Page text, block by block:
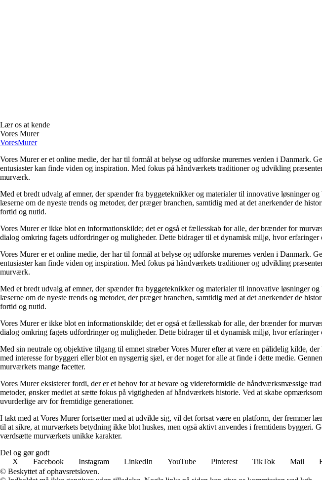
Lær os at kende
Vores Murer
VoresMurer
Vores Murer er et online medie, der har til formål at belyse og udforske murernes verden i Danmark.
entusiaster kan finde viden og inspiration. Med fokus på håndværkets traditioner og udvikling
murværk.
Med et bredt udvalg af emner, der spænder fra byggeteknikker og materialer til innovative løsninger
læserne om de nyeste trends og metoder, der præger branchen, samtidig med at det anerkender de
fortid og nutid.
Vores Murer er ikke blot en informationskilde; det er også et fællesskab for alle, der brænder for
dialog omkring fagets udfordringer og muligheder. Dette bidrager til et dynamisk miljø, hvor
Vores Murer er et online medie, der har til formål at belyse og udforske murernes verden i Danmark.
entusiaster kan finde viden og inspiration. Med fokus på håndværkets traditioner og udvikling
murværk.
Med et bredt udvalg af emner, der spænder fra byggeteknikker og materialer til innovative løsninger
læserne om de nyeste trends og metoder, der præger branchen, samtidig med at det anerkender de
fortid og nutid.
Vores Murer er ikke blot en informationskilde; det er også et fællesskab for alle, der brænder for
dialog omkring fagets udfordringer og muligheder. Dette bidrager til et dynamisk miljø, hvor
Med sin neutrale og objektive tilgang til emnet stræber Vores Murer efter at være en pålidelig kilde,
med interesse for byggeri eller blot en nysgerrig sjæl, er der noget for alle at finde i dette medie.
murværkets mange facetter.
Vores Murer eksisterer fordi, der er et behov for at bevare og videreformidle de håndværksmæssige
metoder, ønsker mediet at sætte fokus på vigtigheden af håndværkets historie. Ved at skabe
uvurderlige arv for fremtidige generationer.
I takt med at Vores Murer fortsætter med at udvikle sig, vil det fortsat være en platform, der fremmer
til at sikre, at murværkets betydning ikke blot huskes, men også aktivt anvendes i fremtidens byggeri.
værdsætte murværkets unikke karakter.
Del og gør godt
X
Facebook Instagram LinkedIn YouTube Pinterest TikTok Mail
© Beskyttet af ophavsretsloven.